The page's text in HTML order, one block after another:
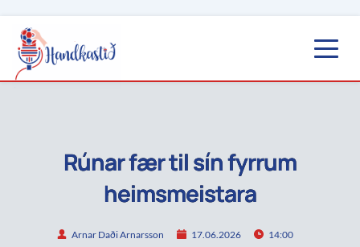
Rúnar fær til sín fyrrum
heimsmeistara
Arnar Daði Arnarsson 17.06.2026 14:00